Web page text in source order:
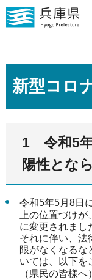
新型コロ
1 令和5年
陽性とな
令和5年5月8日
上の位置づけ
に変更されまし
それに伴い、法
限がなくなるな
いては、以下を
（県民の皆様